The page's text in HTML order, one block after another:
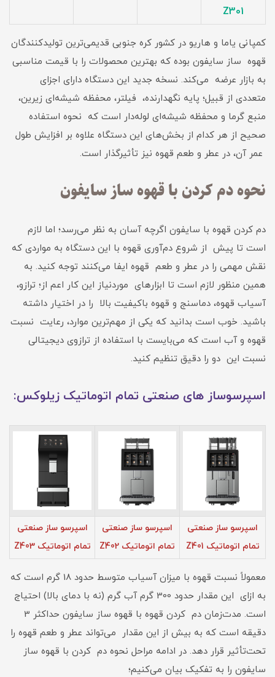
Z301
کمپانی یاما و هاریو در کشور کره جنوبی قدیمی‌ترین تولیدکنندگان
قهوه ساز سایفون بوده که بهترین محصولات را با قیمت مناسبی
به بازار عرضه می‌کند. نسخه جدید این دستگاه دارای اجزای
متعددی از قبیل؛ پایه نگهدارنده، فیلتر، محفظه شیشه‌ای زیرین،
منبع گرما و محفظه شیشه‌ای لوله‌دار است که نحوه استفاده
صحیح از هر کدام از بخش‌های این دستگاه علاوه بر افزایش طول
عمر آن، در عطر و طعم قهوه نیز تأثیرگذار است.
نحوه دم کردن با قهوه ساز سایفون
دم کردن قهوه با سایفون اگرچه آسان به نظر می‌رسد؛ اما لازم
است تا پیش از شروع دم‌آوری قهوه با این دستگاه به مواردی که
نقش مهمی را در عطر و طعم قهوه ایفا می‌کنند توجه کنید. به
همین منظور لازم است تا ابزارهای موردنیاز این کار اعم از؛ ترازو،
آسیاب قهوه، دماسنج و قهوه باکیفیت بالا را در اختیار داشته
باشید. خوب است بدانید که یکی از مهم‌ترین موارد، رعایت نسبت
قهوه و آب است که می‌بایست با استفاده از ترازوی دیجیتالی
نسبت این دو را دقیق تنظیم کنید.
اسپرسوساز های صنعتی تمام اتوماتیک زیلوکس:
اسپرسو ساز صنعتی
تمام اتوماتیک Z401
اسپرسو ساز صنعتی
تمام اتوماتیک Z402
اسپرسو ساز صنعتی
تمام اتوماتیک Z403
معمولاً نسبت قهوه با میزان آسیاب متوسط حدود 18 گرم است که
به ‌ازای این مقدار حدود 300 گرم آب گرم (نه با دمای بالا) احتیاج
است. مدت‌زمان دم کردن قهوه با قهوه ساز سایفون حداکثر 3
دقیقه است که به بیش از این مقدار می‌تواند عطر و طعم قهوه را
تحت‌تأثیر قرار دهد. در ادامه مراحل نحوه دم کردن با قهوه ساز
سایفون را به تفکیک بیان می‌کنیم؛